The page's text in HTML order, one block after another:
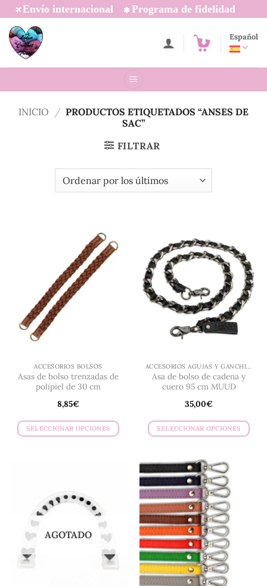
Saltar
al
contenido
Envío internacional Programa de fidelidad
Español
INICIO / PRODUCTOS ETIQUETADOS “ANSES DE
SAC”
FILTRAR
ACCESORIOS BOLSOS
Asas de bolso trenzadas de
polipiel de 30 cm
8,85€
SELECCIONAR OPCIONES
variantes.
Las
opciones
se
pueden
Asa de bolso de cadena y
cuero 95 cm MUUD
35,00€
SELECCIONAR OPCIONES
tiene
múltiples
variantes.
Las
opciones
se
pueden
elegir
en
la
AGOTADO